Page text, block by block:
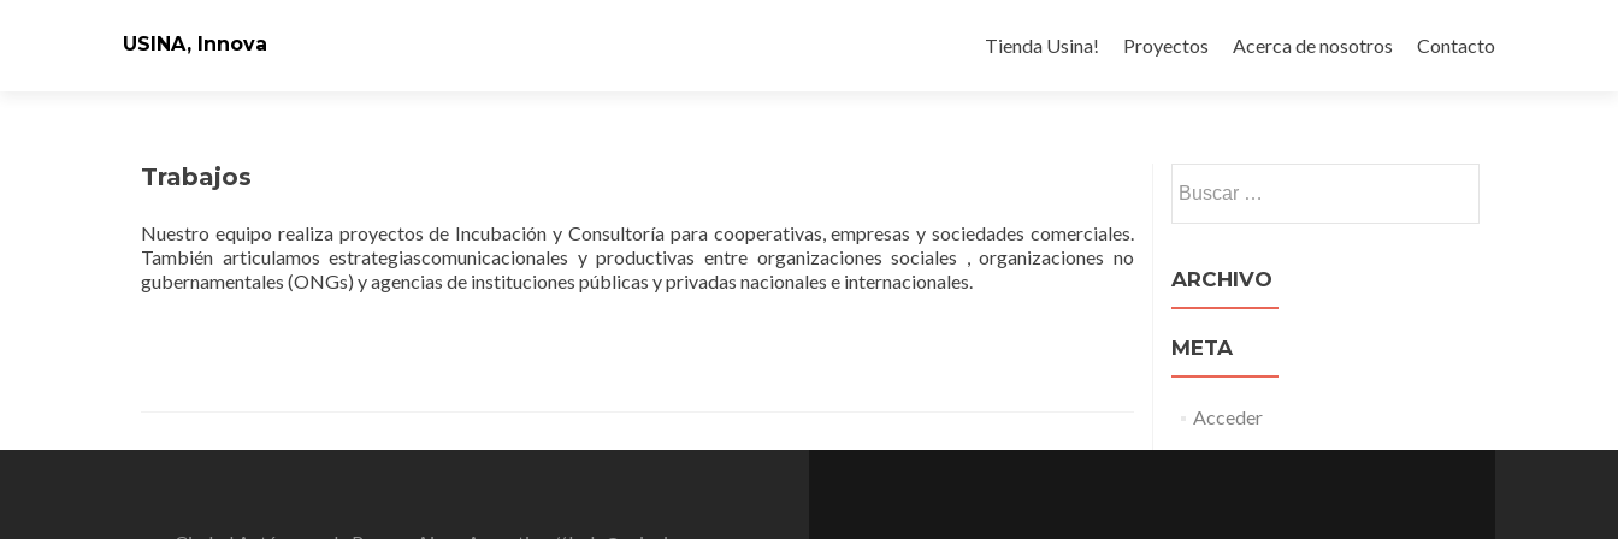
USINA, Innova
al
Tienda Usina! Proyectos Acerca de nosotros Contacto
Trabajos
Nuestro equipo realiza proyectos de Incubación y Consultoría para cooperativas, empresas y sociedades comerciales.
También articulamos estrategiascomunicacionales y productivas entre organizaciones sociales , organizaciones no
gubernamentales (ONGs) y agencias de instituciones públicas y privadas nacionales e internacionales.
ARCHIVO
META
Acceder